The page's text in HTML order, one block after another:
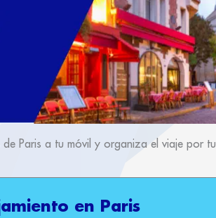
Paris a tu móvil y organiza el viaje por
en Paris